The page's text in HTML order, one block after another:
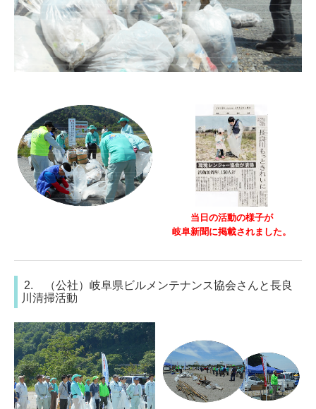
当日の活動の様子が
岐阜新聞に掲載されました。
2. （公社）岐阜県ビルメンテナンス協会さんと長良
川清掃活動